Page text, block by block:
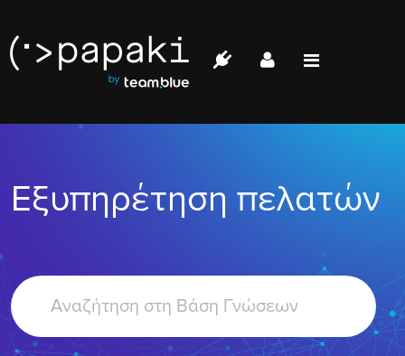
Σύνδεση
Εξυπηρέτηση πελατών
Search
For